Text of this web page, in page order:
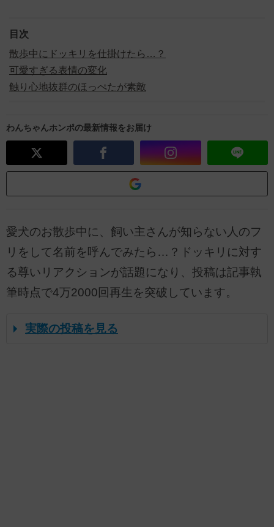
目次
散歩中にドッキリを仕掛けたら…？
可愛すぎる表情の変化
触り心地抜群のほっぺたが素敵
わんちゃんホンポの最新情報をお届け
愛犬のお散歩中に、飼い主さんが知らない人のフ
リをして名前を呼んでみたら…？ドッキリに対す
る尊いリアクションが話題になり、投稿は記事執
筆時点で4万2000回再生を突破しています。
実際の投稿を見る